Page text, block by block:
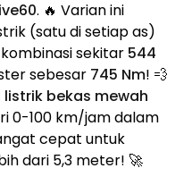
. 🔥 Varian ini
(satu di setiap as)
sekitar 544
sebesar 745 Nm! 💨
listrik bekas mewah
0-100 km/jam dalam
cepat untuk
dari 5,3 meter! 🚀